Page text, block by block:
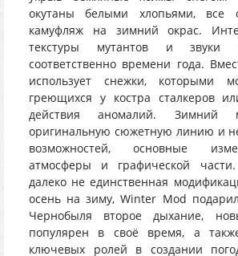
окутаны белыми хлопьями, все
камуфляж на зимний окрас.
текстуры мутантов и звуки
соответственно времени года.
использует снежки, которыми
греющихся у костра сталкеров
действия аномалий.
оригинальную сюжетную линию и
возможностей, основные
атмосферы и графической
далеко не единственная
осень на зиму, Winter Mod подарил
Чернобыля второе дыхание,
популярен в своё время, а
ключевых ролей в создании